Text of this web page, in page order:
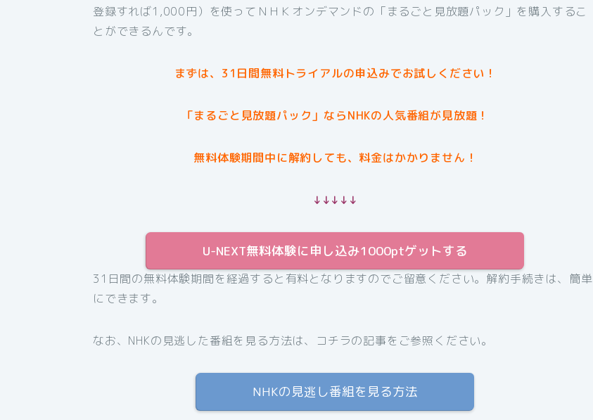
登録すれば1,000円）を使ってＮＨＫオンデマンドの「まるごと見放題パック」を購入するこ
とができるんです。
まずは、31日間無料トライアルの申込みでお試しください！
「まるごと見放題パック」ならNHKの人気番組が見放題！
無料体験期間中に解約しても、料金はかかりません！
↓↓↓↓↓
U-NEXT無料体験に申し込み1000ptゲットする
31日間の無料体験期間を経過すると有料となりますのでご留意ください。解約手続きは、簡単
にできます。
なお、NHKの見逃した番組を見る方法は、コチラの記事をご参照ください。
NHKの見逃し番組を見る方法